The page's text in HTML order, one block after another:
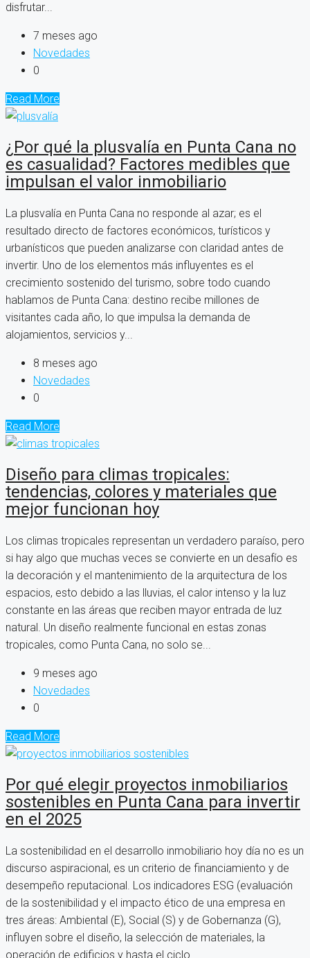
disfrutar...
7 meses ago
Novedades
0
Read More
¿Por qué la plusvalía en Punta Cana no
es casualidad? Factores medibles que
impulsan el valor inmobiliario
La plusvalía en Punta Cana no responde al azar; es el
resultado directo de factores económicos, turísticos y
urbanísticos que pueden analizarse con claridad antes de
invertir. Uno de los elementos más influyentes es el
crecimiento sostenido del turismo, sobre todo cuando
hablamos de Punta Cana: destino recibe millones de
visitantes cada año, lo que impulsa la demanda de
alojamientos, servicios y...
8 meses ago
Novedades
0
Read More
Diseño para climas tropicales:
tendencias, colores y materiales que
mejor funcionan hoy
Los climas tropicales representan un verdadero paraíso, pero
si hay algo que muchas veces se convierte en un desafío es
la decoración y el mantenimiento de la arquitectura de los
espacios, esto debido a las lluvias, el calor intenso y la luz
constante en las áreas que reciben mayor entrada de luz
natural. Un diseño realmente funcional en estas zonas
tropicales, como Punta Cana, no solo se...
9 meses ago
Novedades
0
Read More
Por qué elegir proyectos inmobiliarios
sostenibles en Punta Cana para invertir
en el 2025
La sostenibilidad en el desarrollo inmobiliario hoy día no es un
discurso aspiracional, es un criterio de financiamiento y de
desempeño reputacional. Los indicadores ESG (evaluación
de la sostenibilidad y el impacto ético de una empresa en
tres áreas: Ambiental (E), Social (S) y de Gobernanza (G),
influyen sobre el diseño, la selección de materiales, la
operación de edificios y hasta el ciclo...